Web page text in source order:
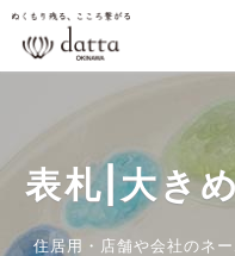
表札|大き
住居用・店舗や会社のネ